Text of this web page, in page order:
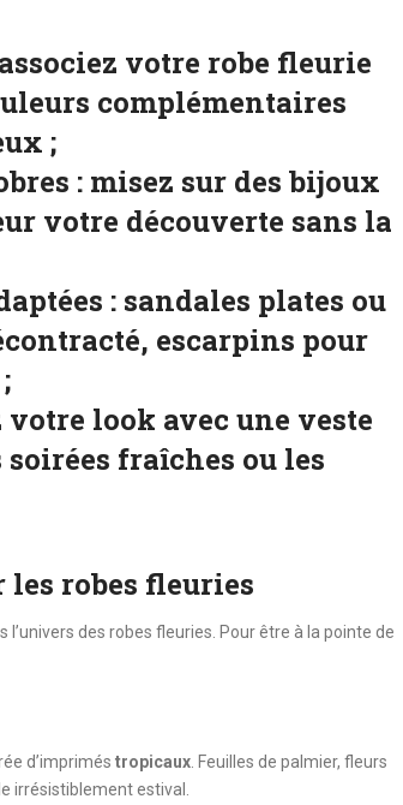
associez votre robe fleurie
complémentaires
;
: misez sur des bijoux
votre découverte sans la
: sandales plates ou
escarpins pour
votre look avec une veste
fraîches ou les
les robes fleuries
des robes fleuries. Pour être à la pointe de
d’imprimés tropicaux . Feuilles de palmier, fleurs
irrésistiblement estival.